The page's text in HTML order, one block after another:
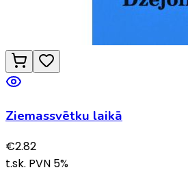
Ziemassvētku laikā
€2.82
t.sk. PVN 5%